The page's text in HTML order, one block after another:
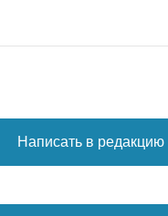
Написать в редакцию